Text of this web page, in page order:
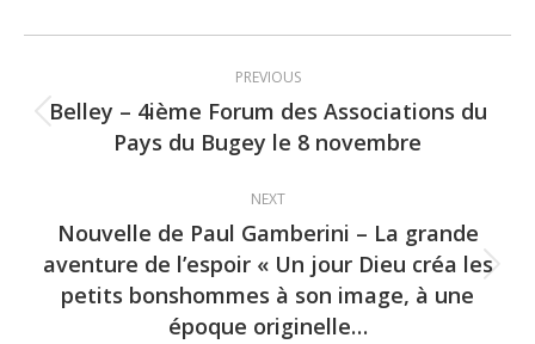
navigation
PREVIOUS
Previous
post:
Belley – 4ième Forum des Associations du
Pays du Bugey le 8 novembre
NEXT
Next
post:
Nouvelle de Paul Gamberini – La grande
aventure de l’espoir « Un jour Dieu créa les
petits bonshommes à son image, à une
époque originelle…